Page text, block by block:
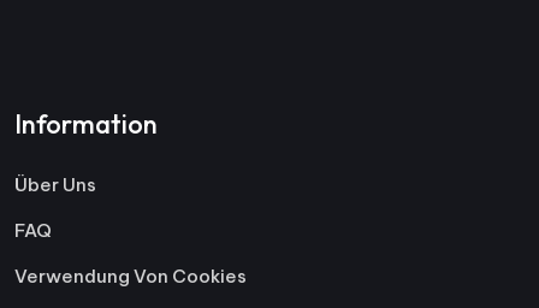
Information
Über Uns
FAQ
Verwendung Von Cookies